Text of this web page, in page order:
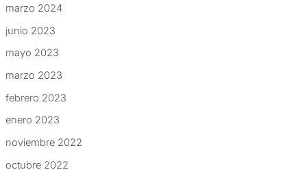
marzo 2024
junio 2023
mayo 2023
marzo 2023
febrero 2023
enero 2023
noviembre 2022
octubre 2022